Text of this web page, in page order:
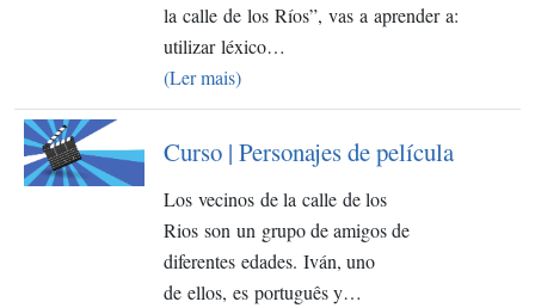
la calle de los Ríos”, vas a aprender a:
utilizar léxico…
(Ler mais)
Curso | Personajes de película
Los vecinos de la calle de los
Rios son un grupo de amigos de
diferentes edades. Iván, uno
de ellos, es português y…